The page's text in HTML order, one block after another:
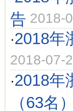
告 2018-
·2018年
2018-07-
·2018年
（63名）